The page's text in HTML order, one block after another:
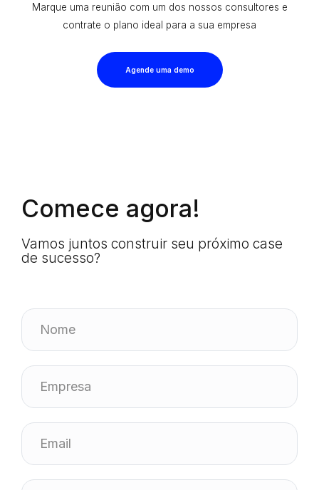
Marque uma reunião com um dos nossos consultores e
contrate o plano ideal para a sua empresa
Agende uma demo
Comece agora!
Vamos juntos construir seu próximo case
de sucesso?